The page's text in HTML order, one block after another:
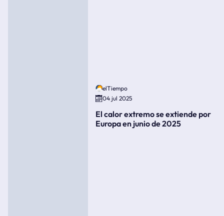
elTiempo
04 jul 2025
El calor extremo se extiende por
Europa en junio de 2025